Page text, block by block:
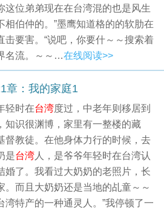
这位弟弟现在在台湾混的也是风生
相伯仲的。”墨鹰知道格的的软肋在
击要害。“说吧，你要什～～搜索着
名流。～～…在线阅读>>
章：我的家庭1
轻时在台湾度过，中老年则移居到
知识很渊博，家里有一整楼的藏
督教徒。在他身体力行的时候，去
是台湾 人，是爷爷年轻时在台湾认
婚了。我看过大奶奶的老照片，长
。而且大奶奶还是当地的乩童～～
湾特产的一种通灵人。”我停顿了一